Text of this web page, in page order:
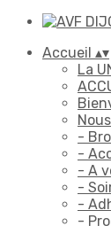
Accueil ▴▾
La
-
-
- A
-
-
-